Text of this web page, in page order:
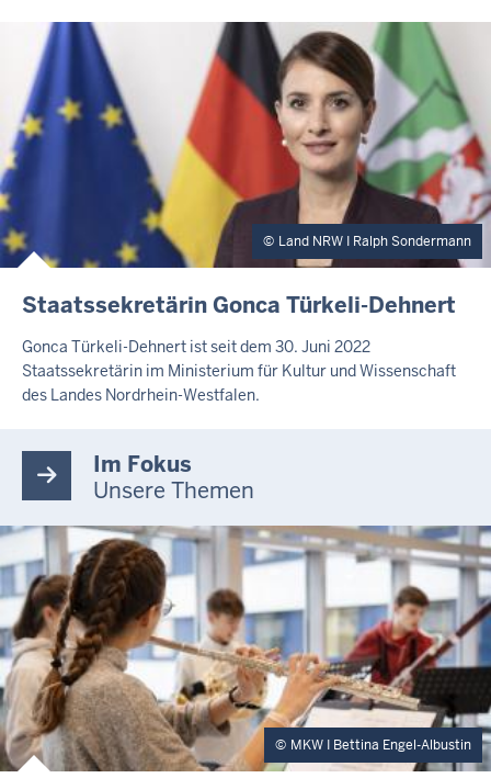
Land NRW I Ralph Sondermann
Staatssekretärin Gonca Türkeli-Dehnert
Gonca Türkeli-Dehnert ist seit dem 30. Juni 2022
Staatssekretärin im Ministerium für Kultur und Wissenschaft
des Landes Nordrhein-Westfalen.
Im Fokus
Unsere Themen
MKW I Bettina Engel-Albustin